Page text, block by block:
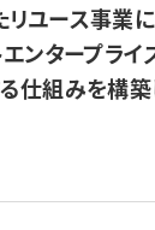
ユース事業
ンタープラ
仕組みを構